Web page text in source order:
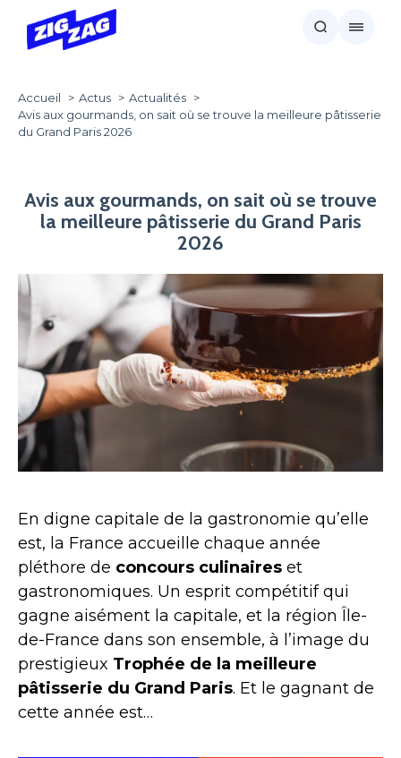
Accueil Actus
Actualités
Avis aux gourmands, on sait où se trouve la meilleure pâtisserie
du Grand Paris 2026
Avis aux gourmands, on sait où se trouve
la meilleure pâtisserie du Grand Paris
2026
En digne capitale de la gastronomie qu’elle
est, la France accueille chaque année
pléthore de concours culinaires et
gastronomiques. Un esprit compétitif qui
gagne aisément la capitale, et la région Île-
de-France dans son ensemble, à l’image du
prestigieux ​​ Trophée de la meilleure
pâtisserie du Grand Paris. Et le gagnant de
cette année est…